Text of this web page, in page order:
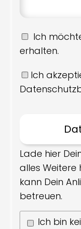
Ich
erhalten.
Ich
Lade hier
alles
kann Dein
betreuen.
Ich bin